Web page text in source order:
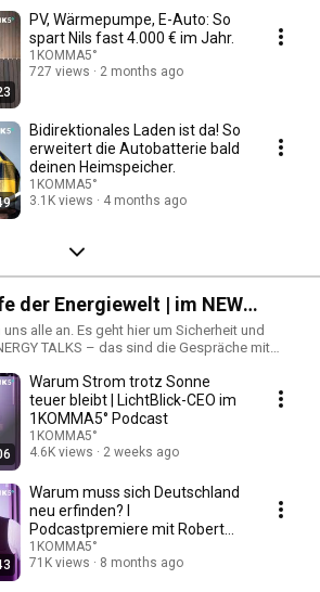
PV, Wärmepumpe, E-Auto: So
spart Nils fast 4.000 € im Jahr.
1KOMMA5°
727 views
2 months ago
Bidirektionales Laden ist da! So
erweitert die Autobatterie bald
deinen Heimspeicher.
1KOMMA5°
3.1K views
4 months ago
der Energiewelt | im NEW
alle an. Es geht hier um Sicherheit und
TALKS – das sind die Gespräche mit
und konsequente
sprechen über Energie- und
systemkritisch, politisch-aktuell, mit klarer
lädt Gäste ein, die Energie transformieren
Unser Ziel: polarisieren, aber auch aufklären
verständlich machen, Debatten zuspitzen und
Gemeinsam wollen wir Licht ins Dunkle
Welche Rolle haben Verbraucher - heißt wir
Welche Trends und Ziele
streitet sich gerade worüber? Wie kann die
gelöst werden? Und was tut die Politik eigentlich
Warum Strom trotz Sonne
teuer bleibt | LichtBlick-CEO im
1KOMMA5° Podcast
1KOMMA5°
4.6K views
2 weeks ago
Warum muss sich Deutschland
neu erfinden? I
Podcastpremiere mit Robert
Habeck
1KOMMA5°
71K views
8 months ago